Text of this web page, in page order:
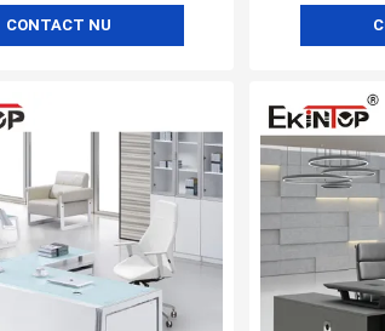
CONTACT NU